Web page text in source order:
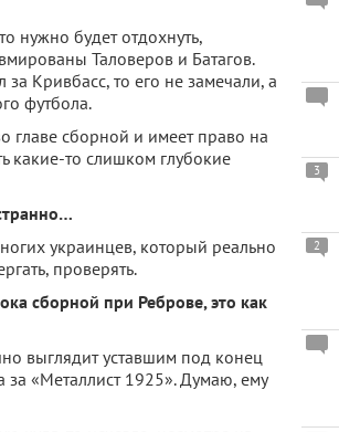
нужно будет отдохнуть,
Таловеров и Батагов.
Кривбасс, то его не замечали, а
футбола.
главе сборной и имеет право на
какие-то слишком глубокие
украинцев, который реально
проверять.
сборной при Реброве, это как
выглядит уставшим под конец
за «Металлист 1925». Думаю, ему
3
2